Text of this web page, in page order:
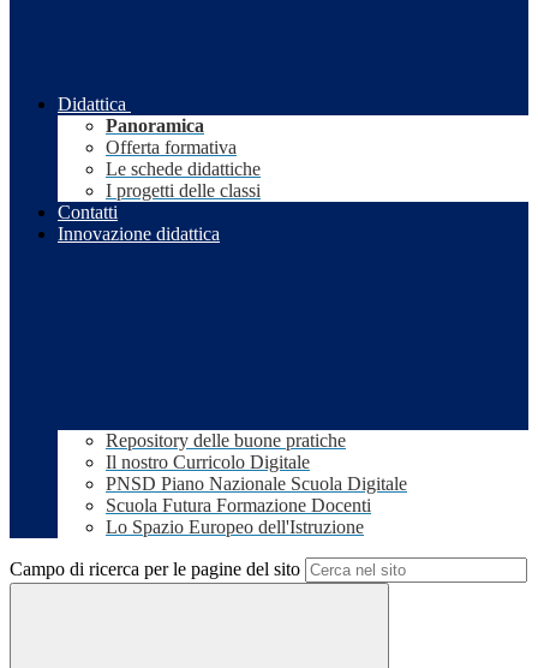
Didattica
Panoramica
Offerta formativa
Le schede didattiche
I progetti delle classi
Contatti
Innovazione didattica
Repository delle buone pratiche
Il nostro Curricolo Digitale
PNSD Piano Nazionale Scuola Digitale
Scuola Futura Formazione Docenti
Lo Spazio Europeo dell'Istruzione
Campo di ricerca per le pagine del sito